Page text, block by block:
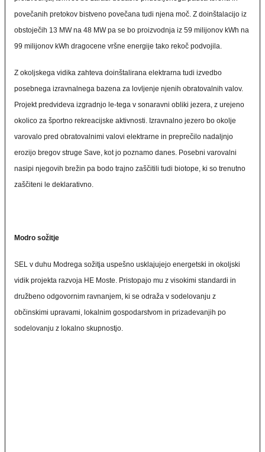
povečanih pretokov bistveno povečana tudi njena moč. Z doinštalacijo iz
obstoječih 13 MW na 48 MW pa se bo proizvodnja iz 59 milijonov kWh na
99 milijonov kWh dragocene vršne energije tako rekoč podvojila.
Z okoljskega vidika zahteva doinštalirana elektrarna tudi izvedbo
posebnega izravnalnega bazena za lovljenje njenih obratovalnih valov.
Projekt predvideva izgradnjo le-tega v sonaravni obliki jezera, z urejeno
okolico za športno rekreacijske aktivnosti. Izravnalno jezero bo okolje
varovalo pred obratovalnimi valovi elektrarne in preprečilo nadaljnjo
erozijo bregov struge Save, kot jo poznamo danes. Posebni varovalni
nasipi njegovih brežin pa bodo trajno zaščitili tudi biotope, ki so trenutno
zaščiteni le deklarativno.
Modro sožitje
SEL v duhu Modrega sožitja uspešno usklajujejo energetski in okoljski
vidik projekta razvoja HE Moste. Pristopajo mu z visokimi standardi in
družbeno odgovornim ravnanjem, ki se odraža v sodelovanju z
občinskimi upravami, lokalnim gospodarstvom in prizadevanjih po
sodelovanju z lokalno skupnostjo.